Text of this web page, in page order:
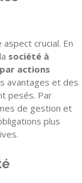
crucial. En
société à
actions
avantages et des
pesés. Par
de gestion et
plus